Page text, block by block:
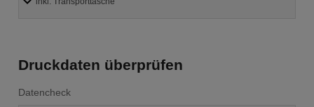
Druckdaten überprüfen
Datencheck